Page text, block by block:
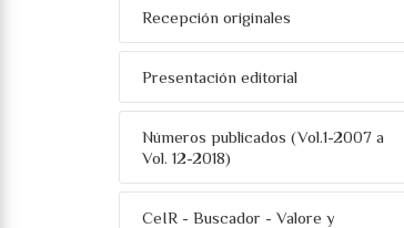
Recepción originales
Presentación editorial
Números publicados (Vol.1-2007 a
Vol. 12-2018)
CeIR - Buscador - Valore y